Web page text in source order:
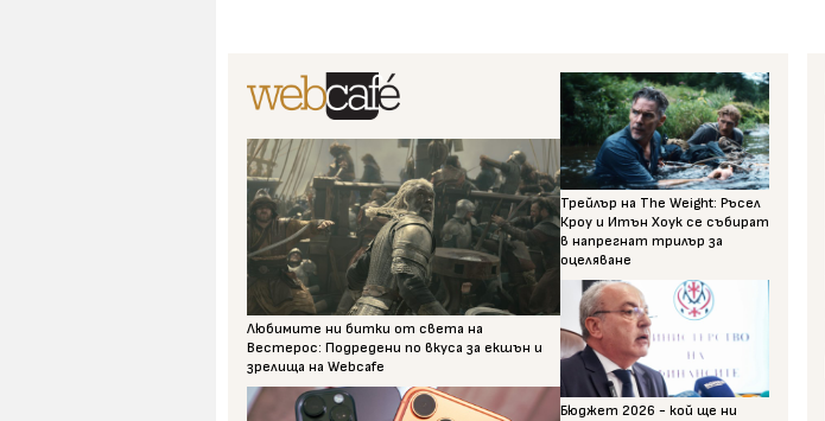
Любимите ни битки от света на
Вестерос: Подредени по вкуса за екшън и
зрелища на Webcafe
Трейлър на The Weight: Ръсел
Кроу и Итън Хоук се събират
в напрегнат трилър за
оцеляване
Бюджет 2026 - кой ще ни